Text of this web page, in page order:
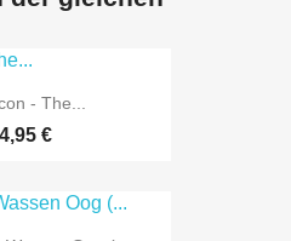
- The...
€